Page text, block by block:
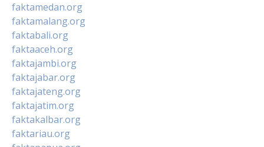
faktamedan.org
faktamalang.org
faktabali.org
faktaaceh.org
faktajambi.org
faktajabar.org
faktajateng.org
faktajatim.org
faktakalbar.org
faktariau.org